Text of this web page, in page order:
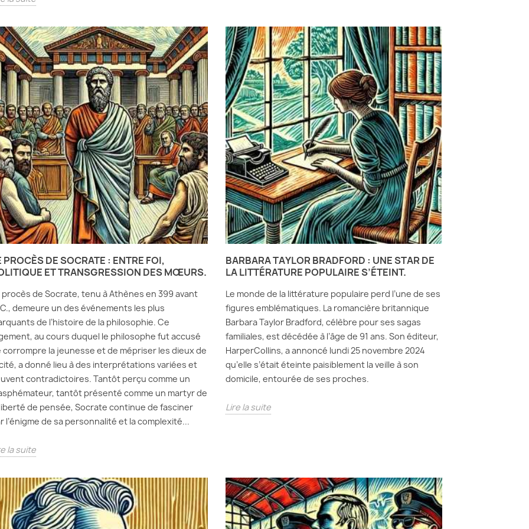
PROCÈS DE SOCRATE : ENTRE FOI,
ET TRANSGRESSION DES MŒURS.
procès de Socrate, tenu à Athènes en 399 avant
demeure un des événements les plus
de l’histoire de la philosophie. Ce
au cours duquel le philosophe fut accusé
corrompre la jeunesse et de mépriser les dieux de
a donné lieu à des interprétations variées et
contradictoires. Tantôt perçu comme un
tantôt présenté comme un martyr de
de pensée, Socrate continue de fasciner
l’énigme de sa personnalité et la complexité...
la suite
BARBARA TAYLOR BRADFORD : UNE STAR DE
LA LITTÉRATURE POPULAIRE S’ÉTEINT.
Le monde de la littérature populaire perd l’une de ses
figures emblématiques. La romancière britannique
Barbara Taylor Bradford, célèbre pour ses sagas
familiales, est décédée à l’âge de 91 ans. Son éditeur,
HarperCollins, a annoncé lundi 25 novembre 2024
qu’elle s’était éteinte paisiblement la veille à son
domicile, entourée de ses proches.
Lire la suite